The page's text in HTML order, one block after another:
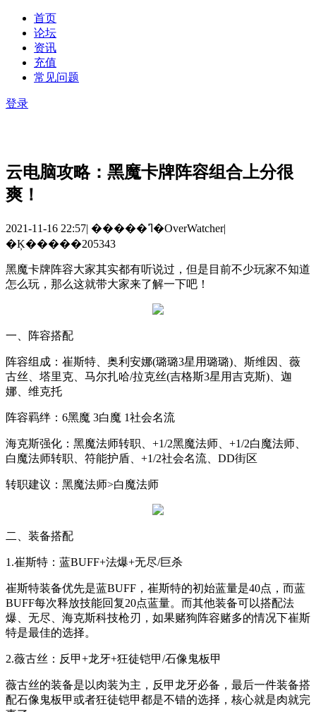
首页
论坛
资讯
充值
常见问题
登录
云电脑攻略：黑魔卡牌阵容组合上分很
爽！
2021-11-16 22:57| �����ߣ�OverWatcher|
�Ķ�����205343
黑魔卡牌阵容大家其实都有听说过，但是目前不少玩家不知道
怎么玩，那么这就带大家来了解一下吧！
一、阵容搭配
阵容组成：崔斯特、奥利安娜(璐璐3星用璐璐) 、斯维因、薇
古丝、塔里克、马尔扎哈/拉克丝(吉格斯3星用吉克斯) 、迦
娜、维克托
阵容羁绊： 6黑魔 3白魔 1社会名流
海克斯强化：黑魔法师转职、 +1/2黑魔法师、 +1/2白魔法师、
白魔法师转职、符能护盾、 +1/2社会名流、 DD街区
转职建议：黑魔法师>白魔法师
二、装备搭配
1.崔斯特：蓝BUFF+法爆+无尽/巨杀
崔斯特装备优先是蓝BUFF ，崔斯特的初始蓝量是40点，而蓝
BUFF每次释放技能回复20点蓝量。而其他装备可以搭配法
爆、无尽、海克斯科技枪刃，如果赌狗阵容赌多的情况下崔斯
特是最佳的选择。
2.薇古丝：反甲+龙牙+狂徒铠甲/石像鬼板甲
薇古丝的装备是以肉装为主，反甲龙牙必备，最后一件装备搭
配石像鬼板甲或者狂徒铠甲都是不错的选择，核心就是肉就完